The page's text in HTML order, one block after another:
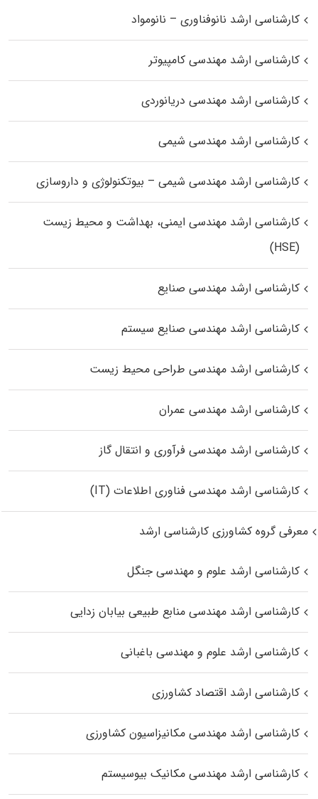
کارشناسی ارشد نانوفناوری – نانومواد
کارشناسی ارشد مهندسی کامپیوتر
کارشناسی ارشد مهندسی دریانوردی
کارشناسی ارشد مهندسی شیمی
کارشناسی ارشد مهندسی شیمی – بیوتکنولوژی و داروسازی
کارشناسی ارشد مهندسی ایمنی، بهداشت و محیط زیست
(HSE)
کارشناسی ارشد مهندسی صنایع
کارشناسی ارشد مهندسی صنایع سیستم
کارشناسی ارشد مهندسی طراحی محیط زیست
کارشناسی ارشد مهندسی عمران
کارشناسی ارشد مهندسی فرآوری و انتقال گاز
کارشناسی ارشد مهندسی فناوری اطلاعات (IT)
معرفی گروه کشاورزی کارشناسی ارشد
کارشناسی ارشد علوم و مهندسی جنگل
کارشناسی ارشد مهندسی منابع طبیعی بیابان زدایی
کارشناسی ارشد علوم و مهندسی باغبانی
کارشناسی ارشد اقتصاد کشاورزی
کارشناسی ارشد مهندسی مکانیزاسیون کشاورزی
کارشناسی ارشد مهندسی مکانیک بیوسیستم